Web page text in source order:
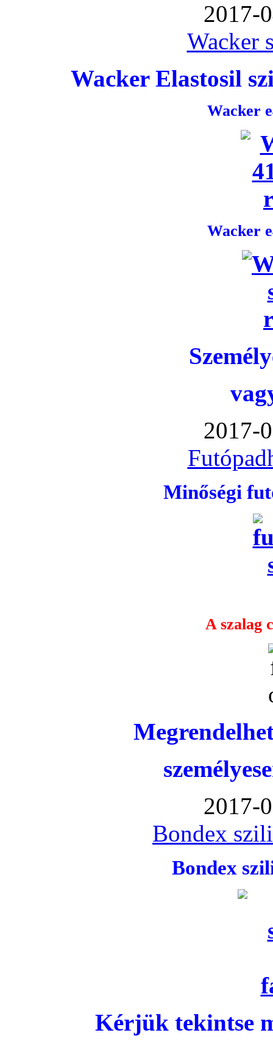
2017-
Wacker
Wacker Elastosil
Wacker
Wacker
2017-
Minőségi
A szalag
2017-
Bondex
Bondex
Kérjük tekintse